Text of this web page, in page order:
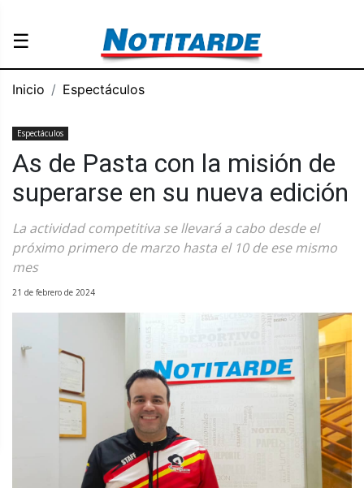
☰
Inicio Espectáculos
Espectáculos
As de Pasta con la misión de
superarse en su nueva edición
La actividad competitiva se llevará a cabo desde el
próximo primero de marzo hasta el 10 de ese mismo
mes
21 de febrero de 2024